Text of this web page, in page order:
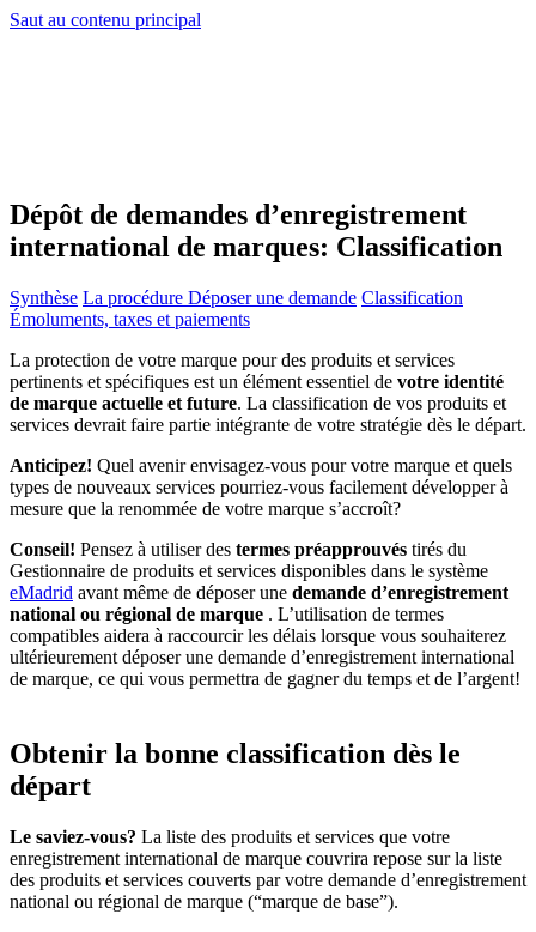
Saut au contenu principal
Dépôt de demandes d’enregistrement
international de marques: Classification
Synthèse La procédure Déposer une demande Classification
Émoluments, taxes et paiements
La protection de votre marque pour des produits et services
pertinents et spécifiques est un élément essentiel de votre identité
de marque actuelle et future. La classification de vos produits et
services devrait faire partie intégrante de votre stratégie dès le départ.
Anticipez! Quel avenir envisagez-vous pour votre marque et quels
types de nouveaux services pourriez-vous facilement développer à
mesure que la renommée de votre marque s’accroît?
Conseil! Pensez à utiliser des termes préapprouvés tirés du
Gestionnaire de produits et services disponibles dans le système
eMadrid avant même de déposer une demande d’enregistrement
national ou régional de marque . L’utilisation de termes
compatibles aidera à raccourcir les délais lorsque vous souhaiterez
ultérieurement déposer une demande d’enregistrement international
de marque, ce qui vous permettra de gagner du temps et de l’argent!
Obtenir la bonne classification dès le
départ
Le saviez-vous? La liste des produits et services que votre
enregistrement international de marque couvrira repose sur la liste
des produits et services couverts par votre demande d’enregistrement
national ou régional de marque (“marque de base”).